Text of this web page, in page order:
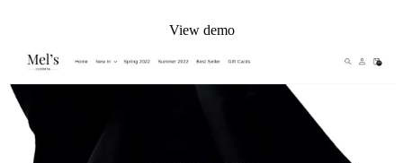
View demo